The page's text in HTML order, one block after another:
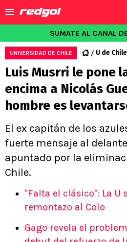
SUMATE AL CANAL
UNIVERSIDAD DE CHILE U de Chile
Luis Musrri le pone
encima a Nicolás
hombre es
El ex capitán de los
fuerte mensaje al
apuntado por la
Chile.
"Falta el clásico": La U
remontazo al Colo
Gago revela el